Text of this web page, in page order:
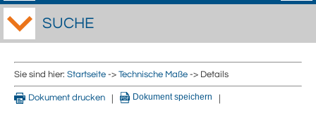
SUCHE
Sie sind hier: Startseite -> Technische Maße -> Details
Dokument drucken Dokument speichern